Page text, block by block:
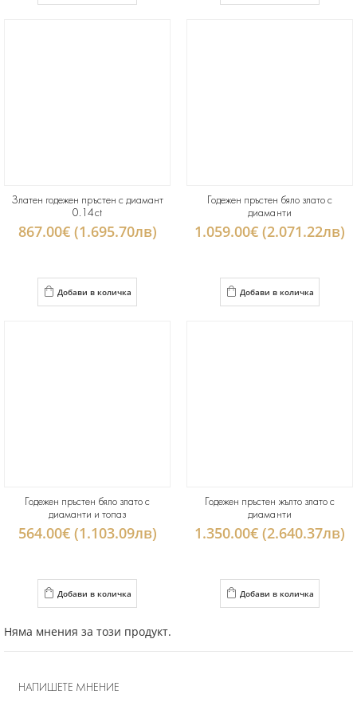
Златен годежен пръстен с диамант
0.14ct
867.00€ (1.695.70лв)
Добави в количка
Годежен пръстен бяло злато с
диаманти
1.059.00€ (2.071.22лв)
Добави в количка
Годежен пръстен бяло злато с
диаманти и топаз
564.00€ (1.103.09лв)
Добави в количка
Годежен пръстен жълто злато с
диаманти
1.350.00€ (2.640.37лв)
Добави в количка
Няма мнения за този продукт.
НАПИШЕТЕ МНЕНИЕ